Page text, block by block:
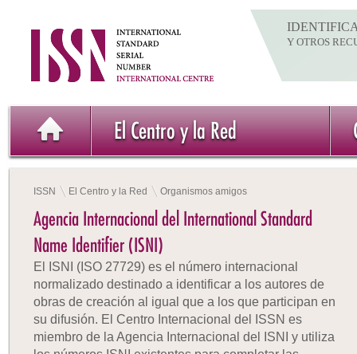
Y OTROS
El Centro y la Red
ISSN El Centro y la Red Organismos amigos
Agencia Internacional del International Standard
Name Identifier (ISNI)
El ISNI (ISO 27729) es el número internacional
normalizado destinado a identificar a los autores de
obras de creación al igual que a los que participan en
su difusión. El Centro Internacional del ISSN es
miembro de la Agencia Internacional del ISNI y utiliza